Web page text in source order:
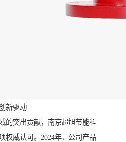
新驱动
的突出贡献，南京超旭节能科
权威认可。2024年，公司产品